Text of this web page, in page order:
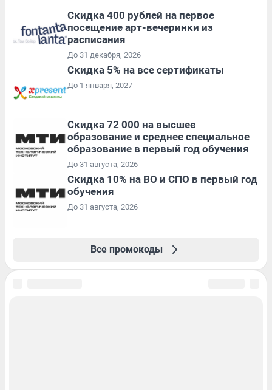
Cкидка 400 рублей на первое
посещение арт-вечеринки из
расписания
До 31 декабря, 2026
Скидка 5% на все сертификаты
До 1 января, 2027
Скидка 72 000 на высшее
образование и среднее специальное
образование в первый год обучения
До 31 августа, 2026
Скидка 10% на ВО и СПО в первый год
обучения
До 31 августа, 2026
Все промокоды